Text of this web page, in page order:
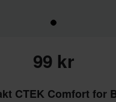
99 kr
CTEK Comfort for